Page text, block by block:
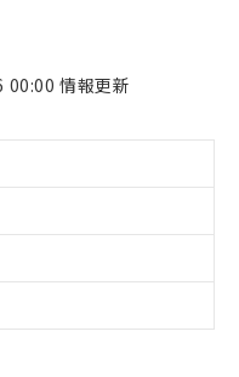
情報更新